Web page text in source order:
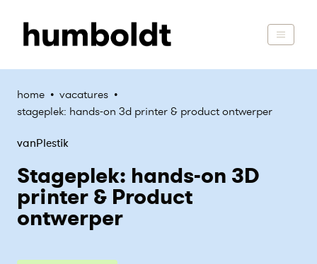
home • vacatures •
stageplek: hands-on 3d printer & product ontwerper
vanPlestik
Stageplek: hands-on 3D
printer & Product
ontwerper